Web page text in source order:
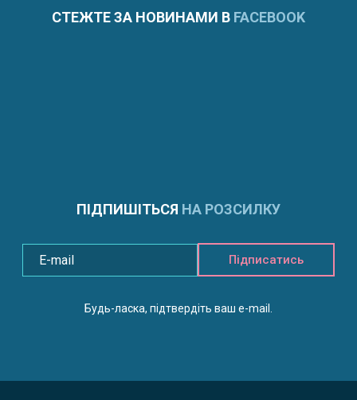
СТЕЖТЕ ЗА НОВИНАМИ В FACEBOOK
ПІДПИШІТЬСЯ НА РОЗСИЛКУ
Підписатись
Будь-ласка, підтвердіть ваш e-mail.